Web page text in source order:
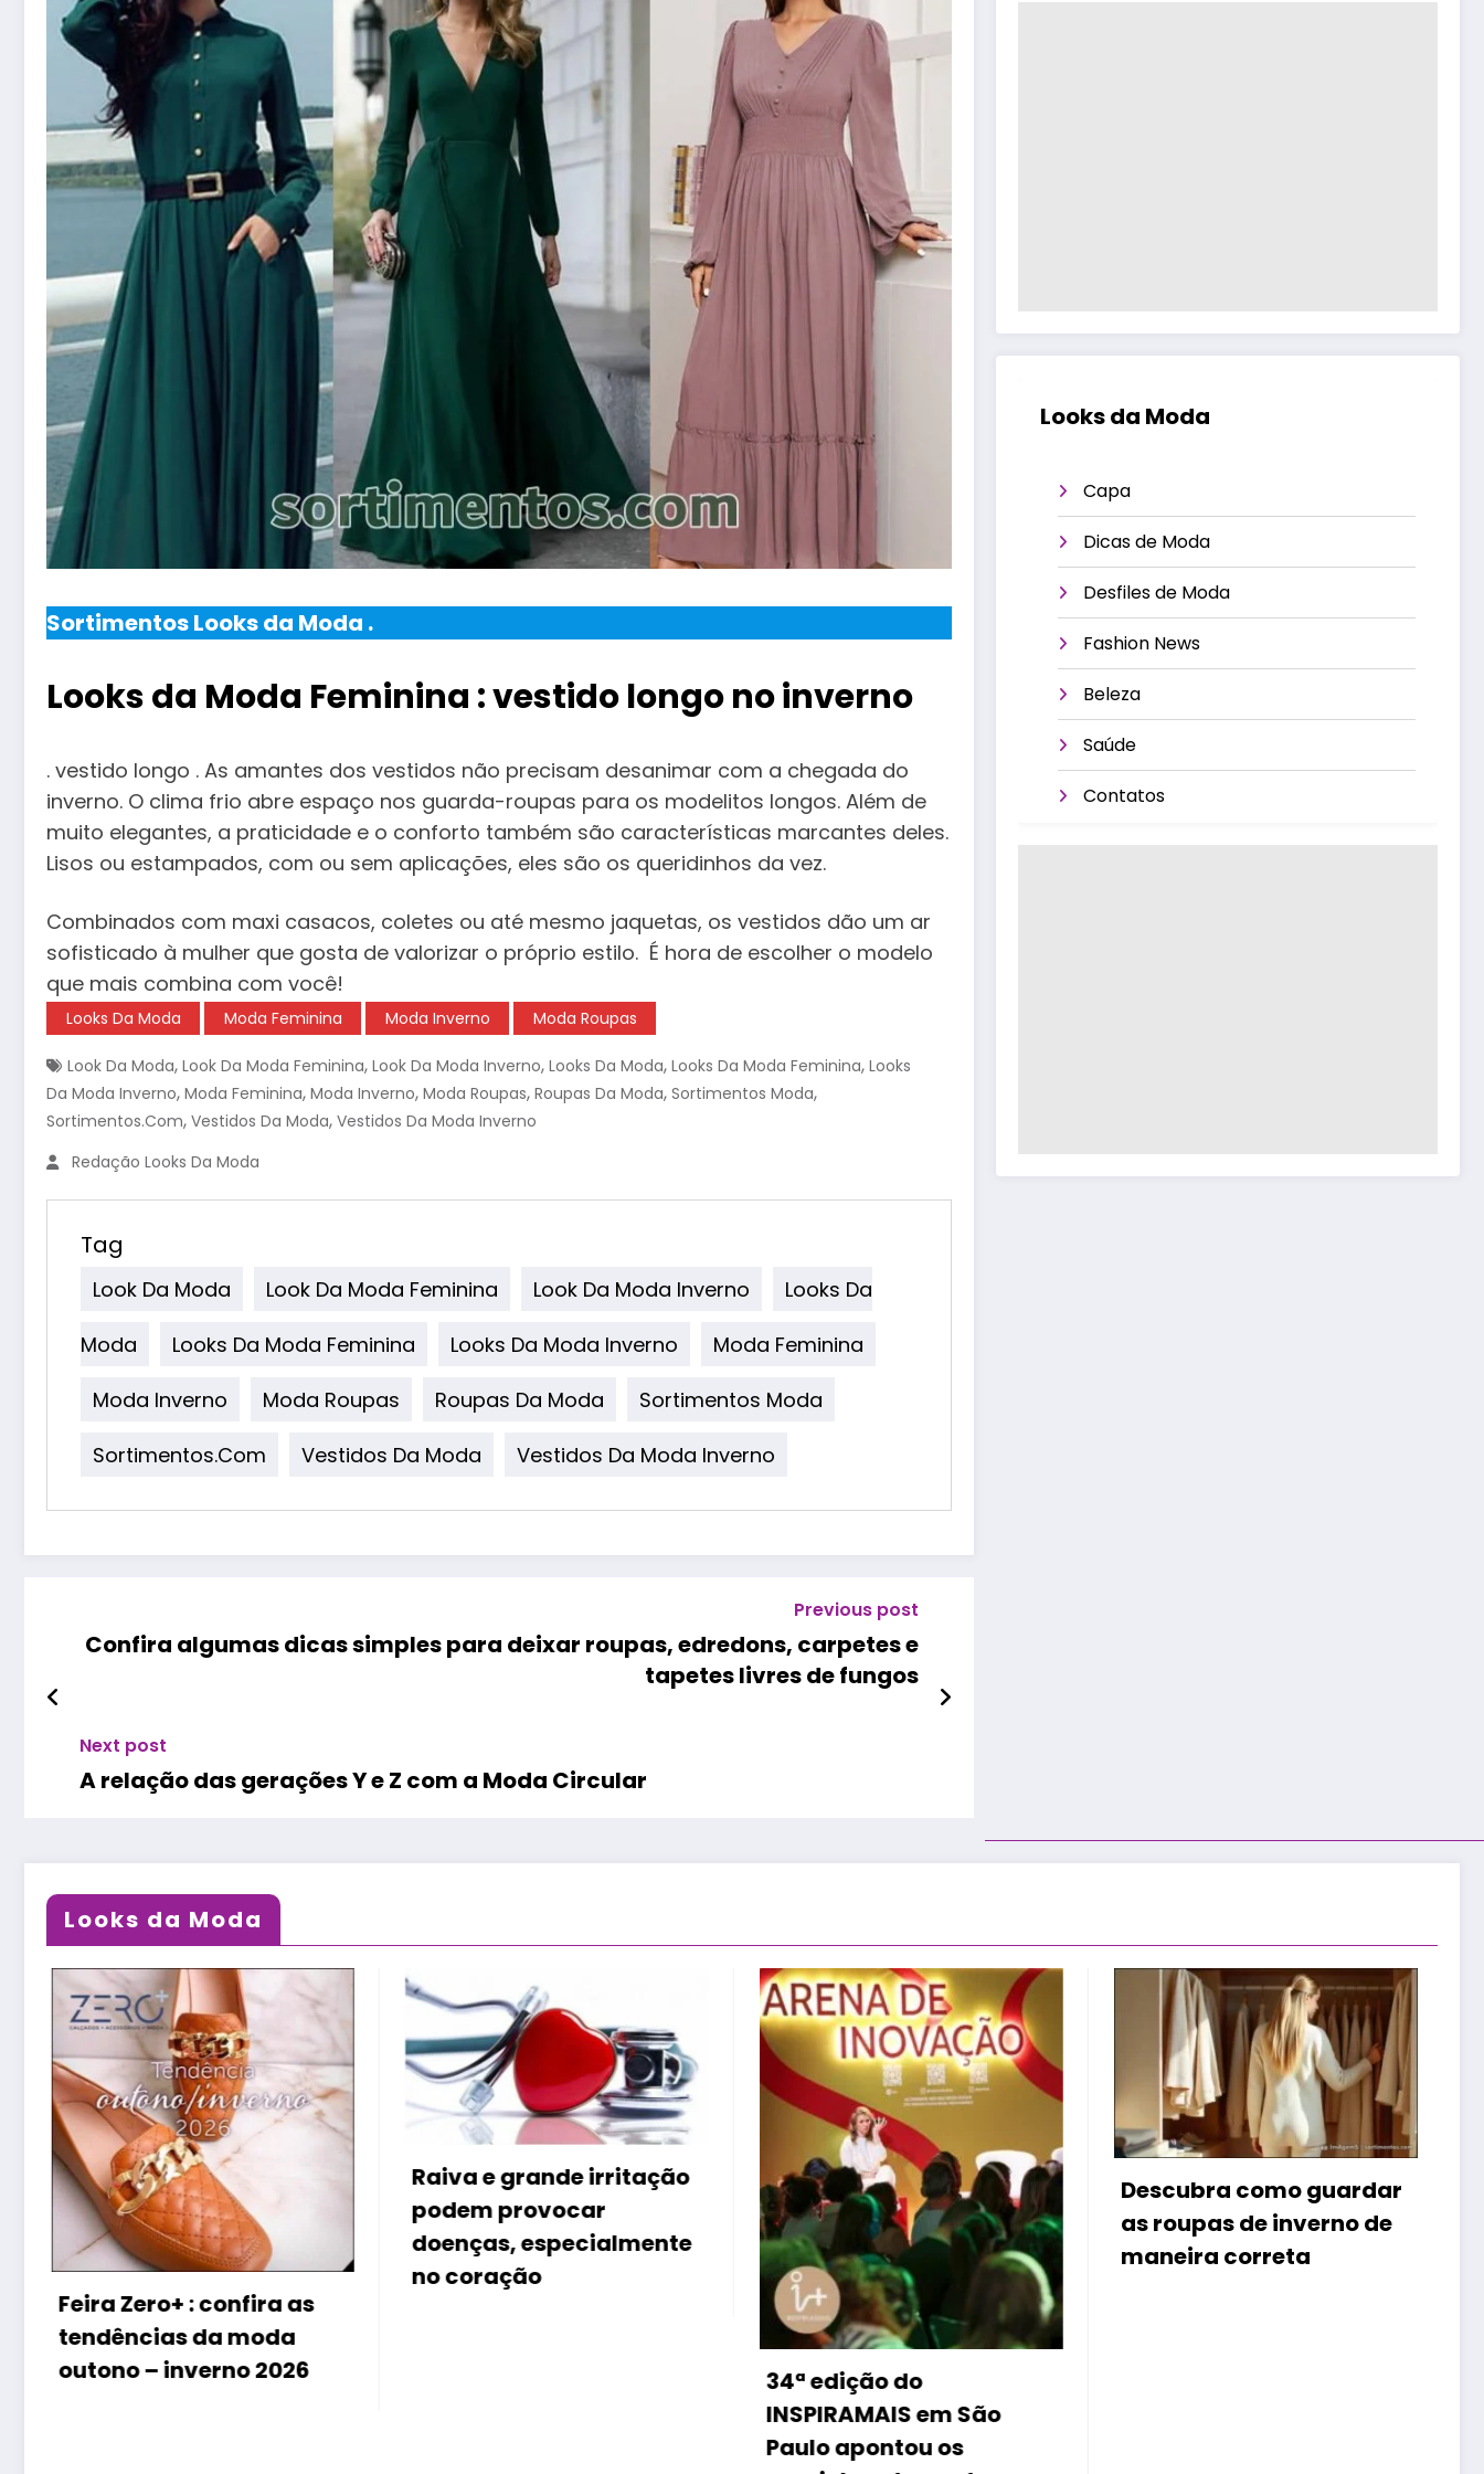
Sortimentos Looks da Moda .
Looks da Moda Feminina : vestido longo no inverno
. vestido longo . As amantes dos vestidos não precisam desanimar com a chegada do
inverno. O clima frio abre espaço nos guarda-roupas para os modelitos longos. Além de
muito elegantes, a praticidade e o conforto também são características marcantes deles.
Lisos ou estampados, com ou sem aplicações, eles são os queridinhos da vez.
Combinados com maxi casacos, coletes ou até mesmo jaquetas, os vestidos dão um ar
sofisticado à mulher que gosta de valorizar o próprio estilo. É hora de escolher o modelo
que mais combina com você!
Looks Da Moda Moda Feminina Moda Inverno Moda Roupas
Look Da Moda, Look Da Moda Feminina, Look Da Moda Inverno, Looks Da Moda, Looks Da Moda Feminina, Looks
Da Moda Inverno, Moda Feminina, Moda Inverno, Moda Roupas, Roupas Da Moda, Sortimentos Moda,
Sortimentos.com, Vestidos Da Moda, Vestidos Da Moda Inverno
Redação Looks Da Moda
Tag
Look Da Moda Look Da Moda Feminina Look Da Moda Inverno
Looks Da
Moda
Looks Da Moda Feminina Looks Da Moda Inverno
Moda Feminina
Moda Inverno
Moda Roupas Roupas Da Moda
Sortimentos Moda
Sortimentos.com
Vestidos Da Moda Vestidos Da Moda Inverno
Previous post
Confira algumas dicas simples para deixar roupas, edredons, carpetes e
tapetes livres de fungos
Next post
A relação das gerações Y e Z com a Moda Circular
Looks da Moda
Capa
Dicas de Moda
Desfiles de Moda
Fashion News
Beleza
Saúde
Contatos
Looks da Moda
as
2026
Raiva e grande irritação
podem provocar
doenças, especialmente
no coração
Descubra como guardar
as roupas de inverno de
maneira correta
Botas femininas :
especialista dá dicas
para não errar o